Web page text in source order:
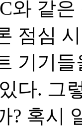
와 같
점심
기기
다. 그
? 혹시